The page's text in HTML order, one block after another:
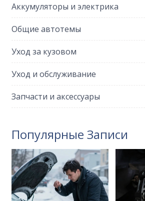
Аккумуляторы и электрика
Общие автотемы
Уход за кузовом
Уход и обслуживание
Запчасти и аксессуары
Популярные Записи